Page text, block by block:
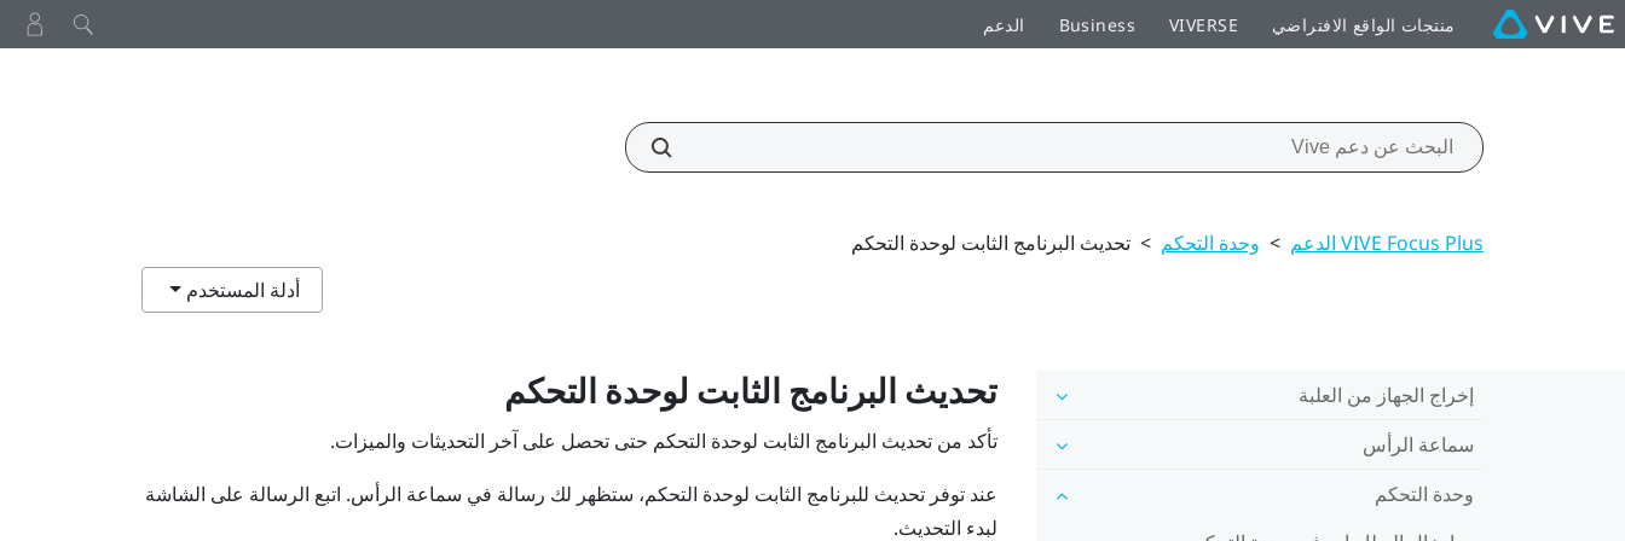
منتجات الواقع الافتراضي VIVERSE
Business الدعم
VIVE Focus Plus الدعم > وحدة التحكم > تحديث البرنامج الثابت لوحدة التحكم
أدلة المستخدم
إخراج الجهاز من العلبة
سماعة الرأس
وحدة التحكم
تحديث البرنامج الثابت لوحدة التحكم
تأكد من تحديث البرنامج الثابت لوحدة التحكم حتى تحصل على آخر التحديثات والميزات.
عند توفر تحديث للبرنامج الثابت لوحدة التحكم، ستظهر لك رسالة في سماعة الرأس. اتبع الرسالة على الشاشة
لبدء التحديث.